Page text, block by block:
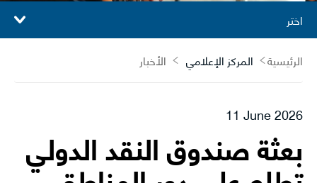
اختر
الرئيسية
المركز الإعلامي الأخبار
11 June 2026
بعثة صندوق النقد الدولي